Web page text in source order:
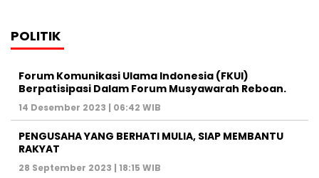
POLITIK
Forum Komunikasi Ulama Indonesia (FKUI)
Berpatisipasi Dalam Forum Musyawarah Reboan.
14 Desember 2023 | 06:42 WIB
PENGUSAHA YANG BERHATI MULIA, SIAP MEMBANTU
RAKYAT
28 September 2023 | 18:15 WIB